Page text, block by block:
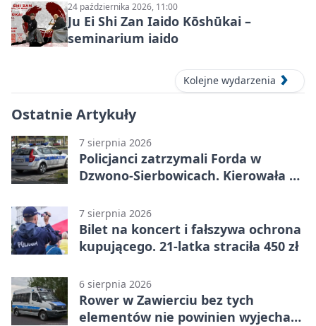
24 października 2026, 11:00
Ju Ei Shi Zan Iaido Kōshūkai –
seminarium iaido
Kolejne wydarzenia
Ostatnie Artykuły
7 sierpnia 2026
Policjanci zatrzymali Forda w
Dzwono-Sierbowicach. Kierowała po
7 sierpnia 2026
Bilet na koncert i fałszywa ochrona
kupującego. 21-latka straciła 450 zł
6 sierpnia 2026
Rower w Zawierciu bez tych
elementów nie powinien wyjechać